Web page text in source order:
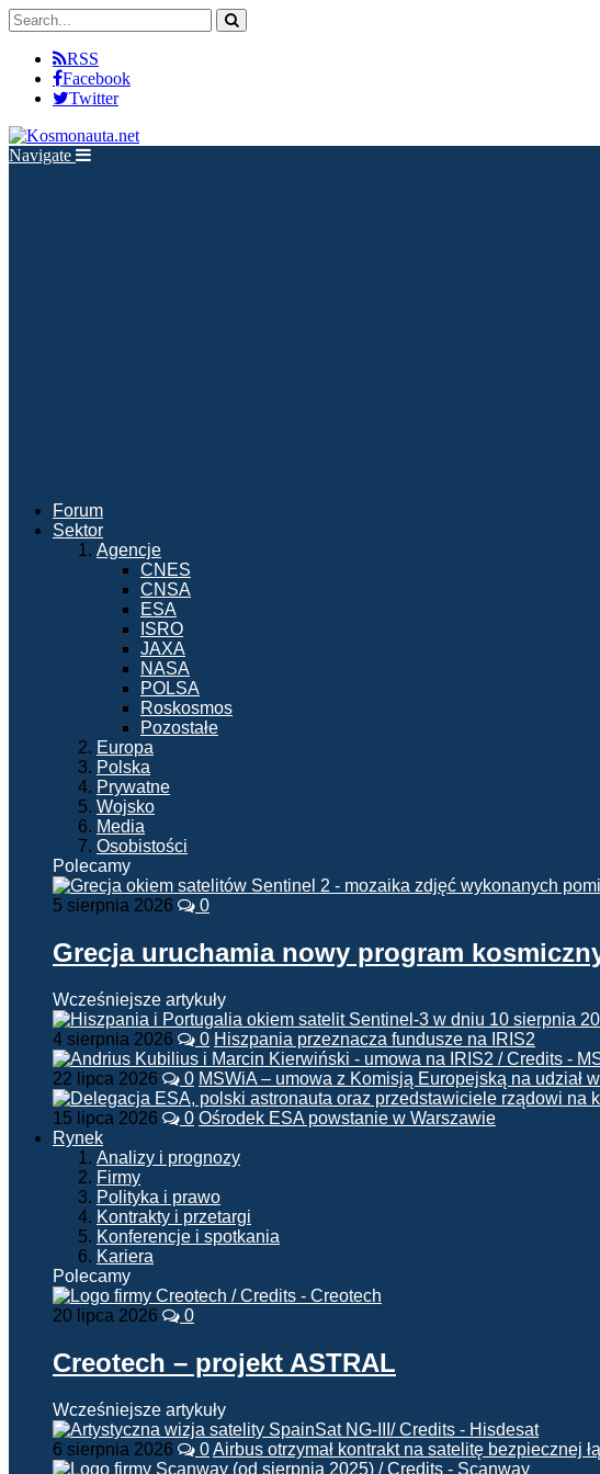
RSS
Facebook
Twitter
Navigate
Forum
Sektor
Agencje
CNES
CNSA
ESA
ISRO
JAXA
NASA
POLSA
Roskosmos
Pozostałe
Europa
Polska
Prywatne
Wojsko
Media
Osobistości
Polecamy
5 sierpnia 2026 0
Grecja uruchamia nowy program
Wcześniejsze artykuły
4 sierpnia 2026 0 Hiszpania przeznacza fundusze na IRIS2
22 lipca 2026 0 MSWiA – umowa z Komisją Europejską na udział
15 lipca 2026 0 Ośrodek ESA powstanie w Warszawie
Rynek
Analizy i prognozy
Firmy
Polityka i prawo
Kontrakty i przetargi
Konferencje i spotkania
Kariera
Polecamy
20 lipca 2026 0
Creotech – projekt ASTRAL
Wcześniejsze artykuły
6 sierpnia 2026 0Airbus otrzymał kontrakt na satelitę bezpiecznej